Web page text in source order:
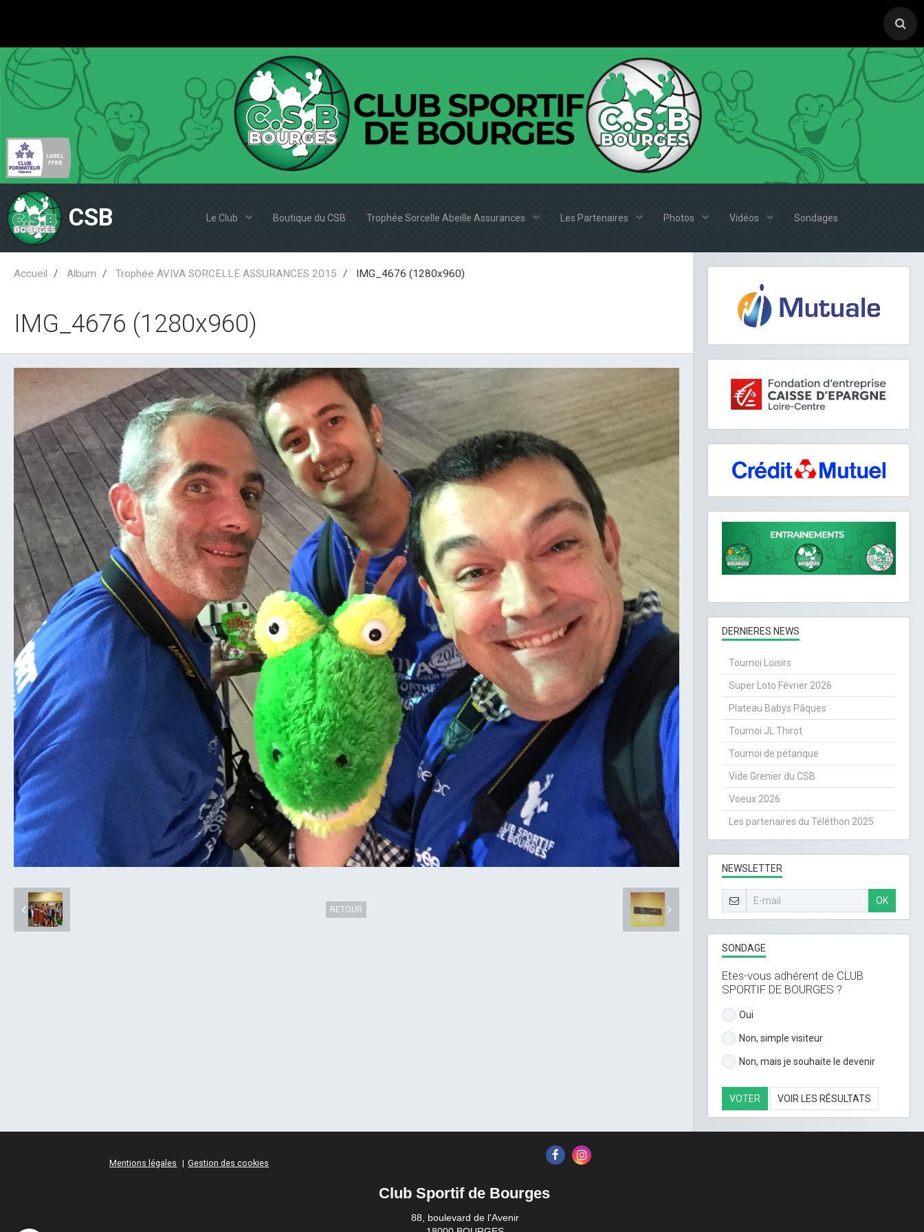
CSB Le Club Boutique du CSB Trophée Sorcelle Abeille Assurances Les Partenaires Photos Vidéos Sondages
Accueil Album Trophée AVIVA SORCELLE ASSURANCES 2015 IMG_4676 (1280x960)
IMG_4676 (1280x960)
RETOUR
DERNIERES NEWS
Tournoi Loisirs
Super Loto Février 2026
Plateau Babys Pâques
Tournoi JL Thirot
Tournoi de pétanque
Vide Grenier du CSB
Voeux 2026
Les partenaires du Téléthon 2025
NEWSLETTER
OK
SONDAGE
Etes-vous adhérent de CLUB
SPORTIF DE BOURGES ?
Oui
Non, simple visiteur
Non, mais je souhaite le devenir
VOTER VOIR LES RÉSULTATS
Mentions légales Gestion des cookies
Club Sportif de Bourges
88, boulevard de l'Avenir